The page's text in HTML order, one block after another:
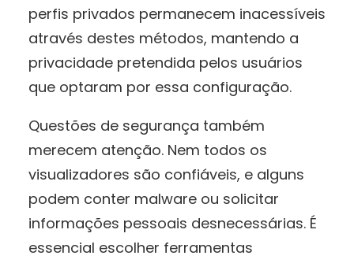
perfis privados permanecem inacessíveis
através destes métodos, mantendo a
privacidade pretendida pelos usuários
que optaram por essa configuração.
Questões de segurança também
merecem atenção. Nem todos os
visualizadores são confiáveis, e alguns
podem conter malware ou solicitar
informações pessoais desnecessárias. É
essencial escolher ferramentas